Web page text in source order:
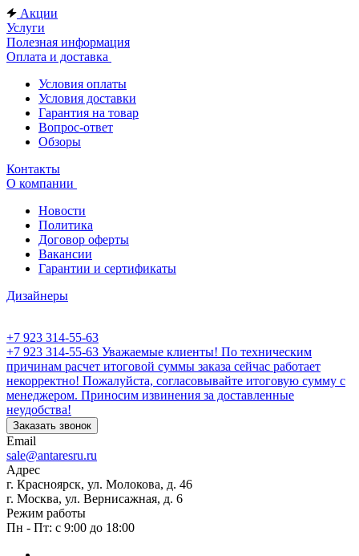
Акции
Услуги
Полезная информация
Оплата и доставка
Условия оплаты
Условия доставки
Гарантия на товар
Вопрос-ответ
Обзоры
Контакты
О компании
Новости
Политика
Договор оферты
Вакансии
Гарантии и сертификаты
Дизайнеры
+7 923 314-55-63
+7 923 314-55-63 Уважаемые клиенты! По техническим
причинам расчет итоговой суммы заказа сейчас работает
некорректно! Пожалуйста, согласовывайте итоговую сумму с
менеджером. Приносим извинения за доставленные
неудобства!
Заказать звонок
Email
sale@antaresru.ru
Адрес
г. Красноярск, ул. Молокова, д. 46
г. Москва, ул. Вернисажная, д. 6
Режим работы
Пн - Пт: с 9:00 до 18:00